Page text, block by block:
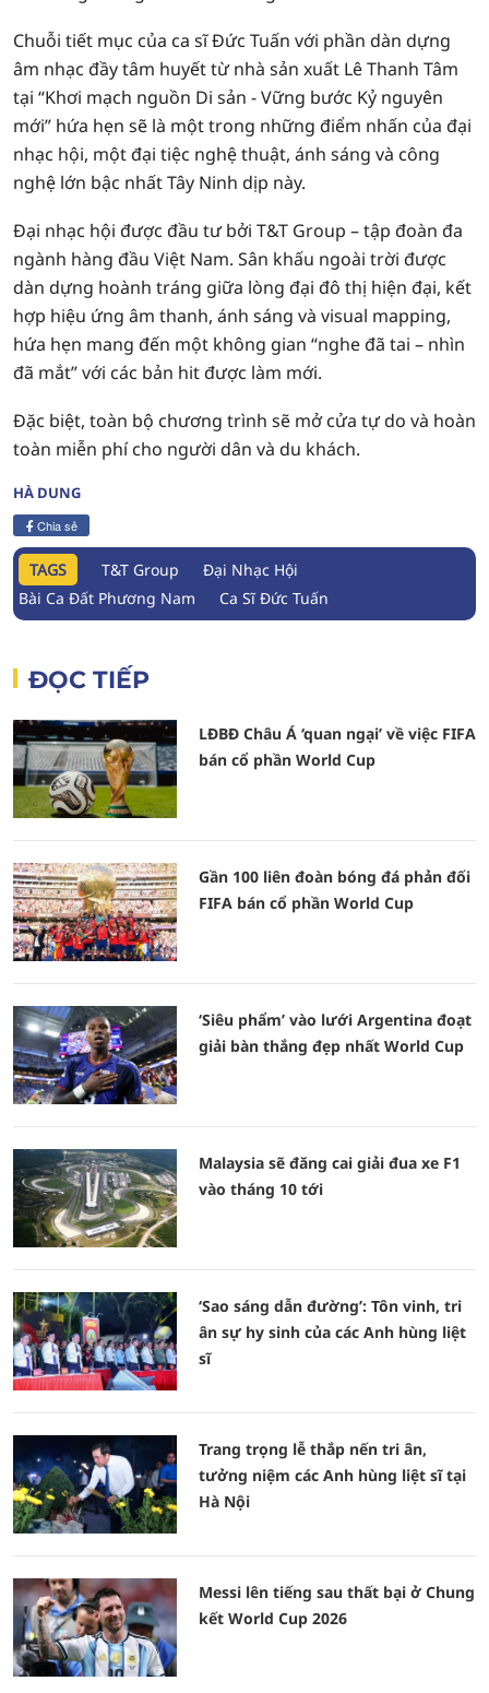
Chuỗi tiết mục của ca sĩ Đức Tuấn với phần dàn dựng
âm nhạc đầy tâm huyết từ nhà sản xuất Lê Thanh Tâm
tại “Khơi mạch nguồn Di sản - Vững bước Kỷ nguyên
mới” hứa hẹn sẽ là một trong những điểm nhấn của đại
nhạc hội, một đại tiệc nghệ thuật, ánh sáng và công
nghệ lớn bậc nhất Tây Ninh dịp này.
Đại nhạc hội được đầu tư bởi T&T Group – tập đoàn đa
ngành hàng đầu Việt Nam. Sân khấu ngoài trời được
dàn dựng hoành tráng giữa lòng đại đô thị hiện đại, kết
hợp hiệu ứng âm thanh, ánh sáng và visual mapping,
hứa hẹn mang đến một không gian “nghe đã tai – nhìn
đã mắt” với các bản hit được làm mới.
Đặc biệt, toàn bộ chương trình sẽ mở cửa tự do và hoàn
toàn miễn phí cho người dân và du khách.
HÀ DUNG
Chia sẻ
TAGS T&T Group
Đại Nhạc Hội
Bài Ca Đất Phương Nam
Ca Sĩ Đức Tuấn
ĐỌC TIẾP
LĐBĐ Châu Á ‘quan ngại’ về việc FIFA
bán cổ phần World Cup
Gần 100 liên đoàn bóng đá phản đối
FIFA bán cổ phần World Cup
‘Siêu phẩm’ vào lưới Argentina đoạt
giải bàn thắng đẹp nhất World Cup
Malaysia sẽ đăng cai giải đua xe F1
vào tháng 10 tới
‘Sao sáng dẫn đường’: Tôn vinh, tri
ân sự hy sinh của các Anh hùng liệt
sĩ
Trang trọng lễ thắp nến tri ân,
tưởng niệm các Anh hùng liệt sĩ tại
Hà Nội
Messi lên tiếng sau thất bại ở Chung
kết World Cup 2026